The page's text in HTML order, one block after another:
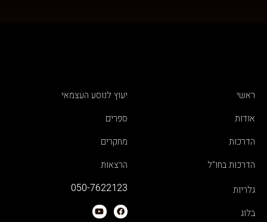
ראשי
אודות
הדרכות
הדרכות בחו"ל
יעוץ לנוסע העצמאי
ספרים
מחקרים
הרצאות
גלריות
בלוג
050-7622123